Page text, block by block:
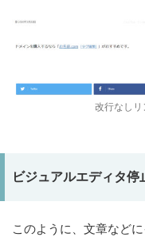
改行なしリ
ビジュアルエディタ停
このように、文章など